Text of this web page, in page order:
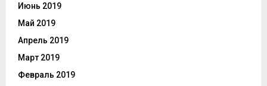
Июнь 2019
Май 2019
Апрель 2019
Март 2019
Февраль 2019